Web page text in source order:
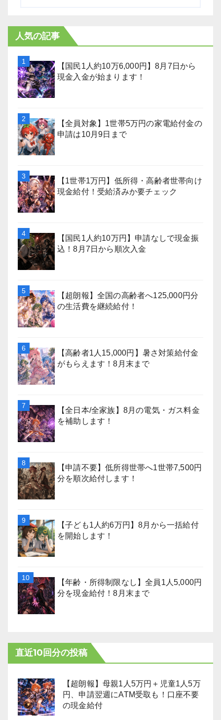
人気の記事
【国民1人約10万6,000円】8月7日から
現金入金が始まります！
【全員対象】1世帯5万円の家電給付金の
申請は10月9日まで
【1世帯1万円】低所得・高齢者世帯向け
現金給付！受給済みか要チェック
【国民1人約10万円】申請なしで現金振
込！8月7日から順次入金
【超朗報】全国の高齢者へ125,000円分
の生活費を継続給付！
【高齢者1人15,000円】暑さ対策給付金
がもらえます！8月末まで
【全日本/全家族】8月の電気・ガス料金
を補助します！
【申請不要】低所得世帯へ1世帯7,500円
分を順次給付します！
【子ども1人約6万円】8月から一括給付
を開始します！
【年齢・所得制限なし】全員1人5,000円
分を現金給付！8月末まで
直近10回分の投稿
【超朗報】母親1人5万円＋児童1人5万
円、申請翌週にATM受取も！口座不要
の現金給付